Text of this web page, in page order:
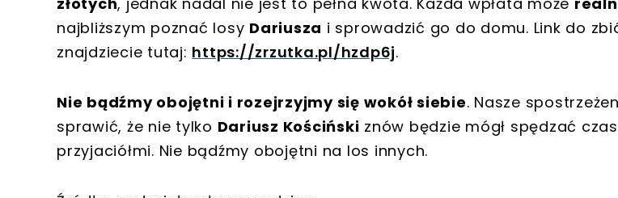
najbliższym poznać losy Dariusza i sprowadzić go do domu. Link do
znajdziecie tutaj: https://zrzutka.pl/hzdp6j.
Nie bądźmy obojętni i rozejrzyjmy się wokół siebie. Nasze
sprawić, że nie tylko Dariusz Kościński znów będzie mógł spędzać
przyjaciółmi. Nie bądźmy obojętni na los innych.